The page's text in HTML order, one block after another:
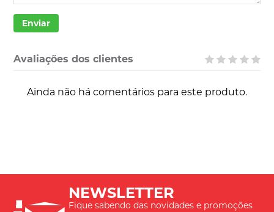
Enviar
Avaliações dos clientes
Ainda não há comentários para este produto.
NEWSLETTER
Fique sabendo das novidades e promoções